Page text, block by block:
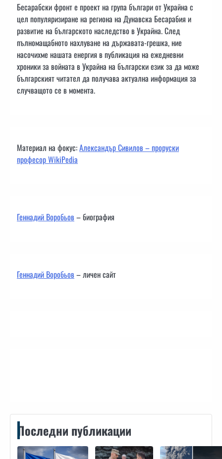
Бесарабски фронт е проект на група българи от Украйна с
цел популяризиране на региона на Дунавска Бесарабия и
развитие на българското наследство в Украйна. След
пълномащабното нахлуване на държавата-грешка, ние
насочихме нашата енергия в публикация на ежедневни
хроники за войната в Украйна на български език за да може
българският читател да получава актуална информация за
случващото се в момента.
Материал на фокус:Александър Сивилов – проруски
професор WikiPedia
Геннадий Воробьов– биография
Геннадий Воробьов– личен сайт
Последни публикации